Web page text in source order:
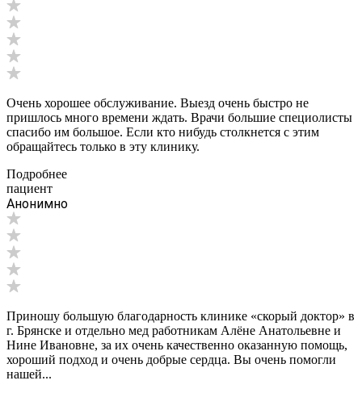
Очень хорошее обслуживание. Выезд очень быстро не
пришлось много времени ждать. Врачи большие специолисты
спасибо им большое. Если кто нибудь столкнется с этим
обращайтесь только в эту клинику.
Подробнее
пациент
Анонимно
Приношу большую благодарность клинике «скорый доктор» в
г. Брянске и отдельно мед работникам Алёне Анатольевне и
Нине Ивановне, за их очень качественно оказанную помощь,
хороший подход и очень добрые сердца. Вы очень помогли
нашей...